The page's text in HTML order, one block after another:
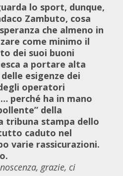
lo sport, dunque,
Zambuto, cosa
che almeno in
come minimo il
dei suoi buoni
a portare alta
esigenze dei
operatori
perché ha in mano
della
tribuna stampa dello
caduto nel
varie rassicurazioni.
grazie, ci